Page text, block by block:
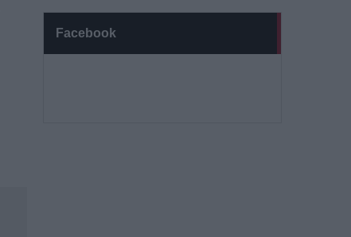
Facebook